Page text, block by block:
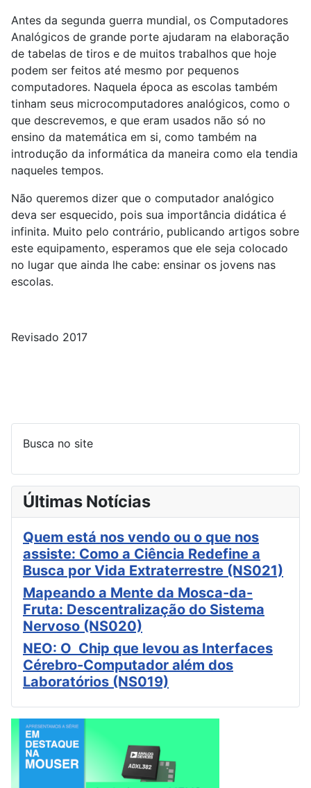
Antes da segunda guerra mundial, os Computadores
Analógicos de grande porte ajudaram na elaboração
de tabelas de tiros e de muitos trabalhos que hoje
podem ser feitos até mesmo por pequenos
computadores. Naquela época as escolas também
tinham seus microcomputadores analógicos, como o
que descrevemos, e que eram usados não só no
ensino da matemática em si, como também na
introdução da informática da maneira como ela tendia
naqueles tempos.
Não queremos dizer que o computador analógico
deva ser esquecido, pois sua importância didática é
infinita. Muito pelo contrário, publicando artigos sobre
este equipamento, esperamos que ele seja colocado
no lugar que ainda lhe cabe: ensinar os jovens nas
escolas.
Revisado 2017
Busca no site
Últimas Notícias
Quem está nos vendo ou o que nos
assiste: Como a Ciência Redefine a
Busca por Vida Extraterrestre (NS021)
Mapeando a Mente da Mosca-da-
Fruta: Descentralização do Sistema
Nervoso (NS020)
NEO: O Chip que levou as Interfaces
Cérebro-Computador além dos
Laboratórios (NS019)